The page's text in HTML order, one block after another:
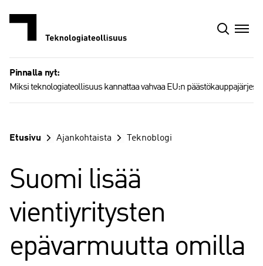
Pinnalla nyt:
Miksi teknologiateollisuus kannattaa vahvaa EU:n
Etusivu Ajankohtaista Teknoblogi
Suomi lisää
vientiyritysten
epävarmuutta omilla